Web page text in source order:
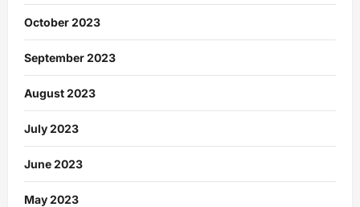
October 2023
September 2023
August 2023
July 2023
June 2023
May 2023